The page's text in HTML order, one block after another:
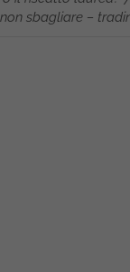
non sbagliare –